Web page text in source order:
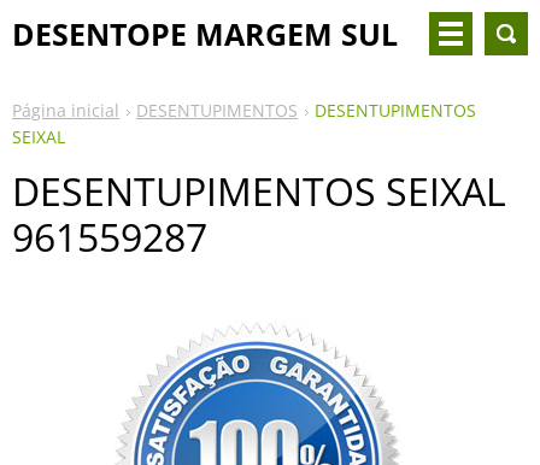
DESENTOPE MARGEM SUL
Página inicial DESENTUPIMENTOS
DESENTUPIMENTOS
SEIXAL
DESENTUPIMENTOS SEIXAL
961559287